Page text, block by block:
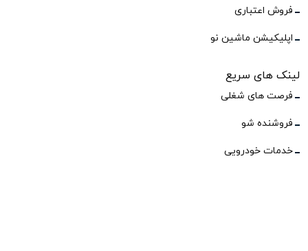
فروش اعتباری
اپلیکیشن ماشین نو
لینک های سریع
فرصت های شغلی
فروشنده شو
خدمات خودرویی